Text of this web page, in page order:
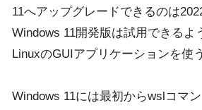
11へアップグレードできるのは
Windows 11開発版は試用できる
LinuxのGUIアプリケーションを使
Windows 11には最初からwslコマ